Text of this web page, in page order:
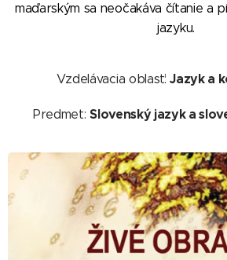
maďarským sa neočakáva čítanie a
jazyku.
Vzdelávacia oblasť:Jazyk a
Predmet:Slovenský jazyk a